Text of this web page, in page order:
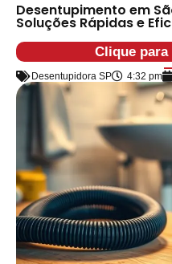
Desentupimento em
Soluções Rápidas e
Clique
Desentupidora SP 4:32 pm